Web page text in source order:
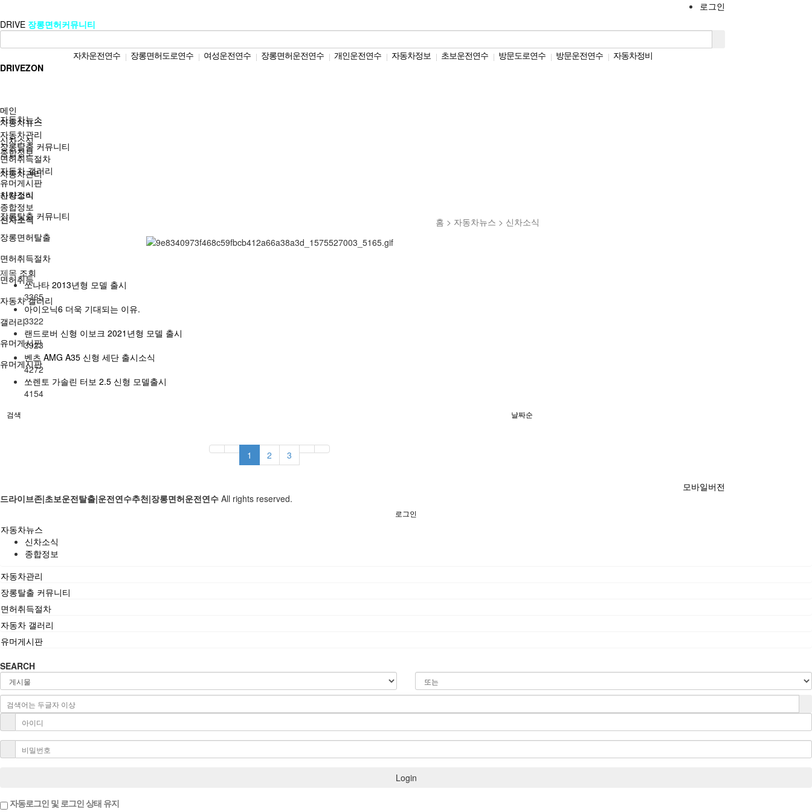
로그인
DRIVE 장롱면허커뮤니티
자차운전연수 | 장롱면허도로연수 | 여성운전연수 | 장롱면허운전연수 | 개인운전연수 | 자동차정보 | 초보운전연수 | 방문도로연수 | 방문운전연수 | 자동차정비
DRIVEZON
자동차뉴스
신차소식
종합정보
자동차관리
차량정비
장롱탈출 커뮤니티
장롱면허탈출
면허취득절차
면허취득
자동차 갤러리
갤러리
유머게시판
유머게시판
메인
자동차뉴스
자동차관리
장롱탈출 커뮤니티
면허취득절차
자동차 갤러리
유머게시판
신차소식
종합정보
홈 > 자동차뉴스 > 신차소식
신차소식
제목 조회
쏘나타 2013년형 모델 출시
3365
아이오닉6 더욱 기대되는 이유.
3322
랜드로버 신형 이보크 2021년형 모델 출시
3923
벤츠 AMG A35 신형 세단 출시소식
4272
쏘렌토 가솔린 터보 2.5 신형 모델출시
4154
날짜순
검색
1 2 3
모바일버전
드라이브존|초보운전탈출|운전연수추천|장롱면허운전연수 All rights reserved.
로그인
자동차뉴스
신차소식
종합정보
자동차관리
장롱탈출 커뮤니티
면허취득절차
자동차 갤러리
유머게시판
SEARCH
Login
자동로그인 및 로그인 상태 유지